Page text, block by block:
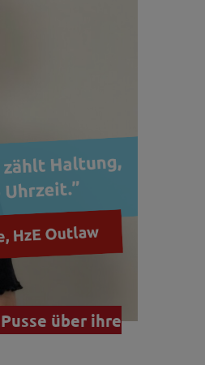
über ihre